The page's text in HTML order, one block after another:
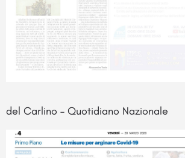
del Carlino – Quotidiano Nazionale